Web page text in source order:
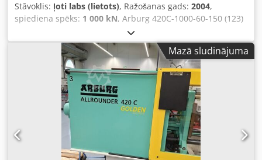
Stāvoklis: ļoti labs (lietots), Ražošanas gads: 2004,
spiediena spēks: 1 000 kN, Arburg 420C-1000-60-150 (123)
divkomponentu plastmasas iesmidzināšanas prese ar
robotu un aizsargkorpusu Izlaides gads: 2004 TEHNISKIE
DATI Skrūves diametrs [mm]: 18/30 Iesmidzināšanas svars
[g]: 17/65 Iesmidzināšanas spiediens [bar]: 2500/2210
Slēgšanas spēks [kN]: 1000 Stiepļu attālums [mm]: 420x420
Dsdpfx Aovt Rwujp Iskr Placēšanas plāksnes lielums [mm]:
570x570 Instrumenta minimālais montāžas augstums
[mm]: 250 VADĪBA Vadības sistēma: Selogica Monitors: Jā
Vadības skapis: Jā Valoda: vācu CITI Jauda [kW]: 34,5 Darba
stundas [h]: 61792 Izmērs [m]: 4,6x1,8 Svars [kg]: 4000 CR –
kodolizvads R – apstrāde vai robots ZP – gaisa vārsts bez
Mazā sludinājuma